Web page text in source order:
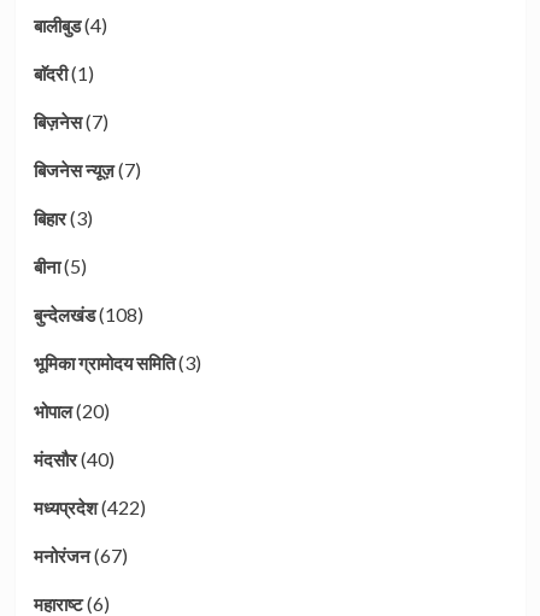
बालीबुड(4)
बाॅदरी(1)
बिज़नेस(7)
बिजनेस न्यूज़(7)
बिहार(3)
बीना(5)
बुन्देलखंड(108)
भूमिका ग्रामोदय समिति(3)
भोपाल(20)
मंदसौर(40)
मध्यप्रदेश(422)
मनोरंजन(67)
महाराष्ट(6)